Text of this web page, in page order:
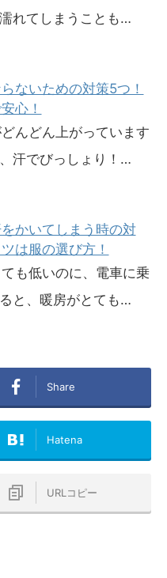
れてしまうことも…
ないための対策5つ！
心！
んどん上がっています
汗でびっしょり！…
かいてしまう時の対
は服の選び方！
も低いのに、電車に乗
と、暖房がとても…
Share
Hatena
URLコピー